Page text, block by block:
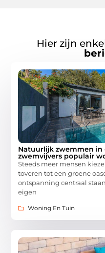
Hier zijn
Natuurlijk zwemmen
zwemvijvers populair
Steeds meer mensen
toveren tot een groene
ontspanning centraal
eigen
Woning En Tuin